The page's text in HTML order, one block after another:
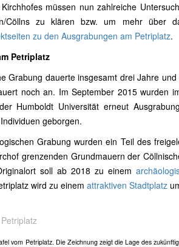
müssen nun zahlreiche
Cöllns zu klären bzw. um mehr
zu den Ausgrabungen am Petriplatz.
Petriplatz
Grabung dauerte insgesamt drei Jahre
noch an. Im September 2015 wurden
Humboldt Universität erneut
geborgen.
Grabung wurden ein Teil des
grenzenden Grundmauern der
soll ab 2018 zu einem
wird zu einem attraktiven Stadtplatz
vom Petriplatz. Die Zeichnung zeigt die Lage des